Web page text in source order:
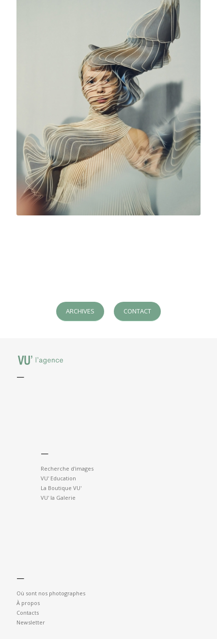
ARCHIVES CONTACT
—
—
Recherche d'images
VU' Education
La Boutique VU'
VU' la Galerie
—
Où sont nos photographes
À propos
Contacts
Newsletter